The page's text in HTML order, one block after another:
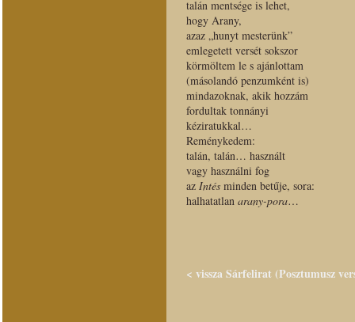
talán mentsége is lehet,
hogy Arany,
azaz „hunyt mesterünk”
emlegetett versét sokszor
körmöltem le s ajánlottam
(másolandó penzumként is)
mindazoknak, akik hozzám
fordultak tonnányi
kéziratukkal…
Reménykedem:
talán, talán… használt
vagy használni fog
az Intés minden betűje, sora:
halhatatlan arany-pora…
< vissza Sárfelirat (Posztumusz